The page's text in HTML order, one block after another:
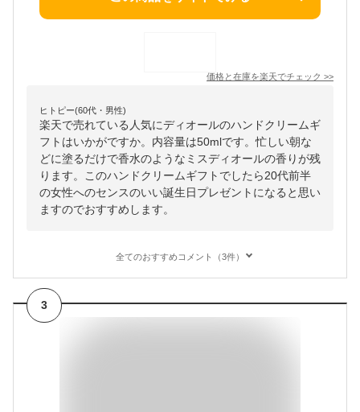
価格と在庫を楽天でチェック >>
ヒトピー(60代・男性)
楽天で売れている人気にディオールのハンドクリームギ
フトはいかがですか。内容量は50mlです。忙しい朝な
どに塗るだけで香水のようなミスディオールの香りが残
ります。このハンドクリームギフトでしたら20代前半
の女性へのセンスのいい誕生日プレゼントになると思い
ますのでおすすめします。
全てのおすすめコメント（3件）
3